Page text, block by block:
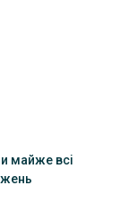
майже всі